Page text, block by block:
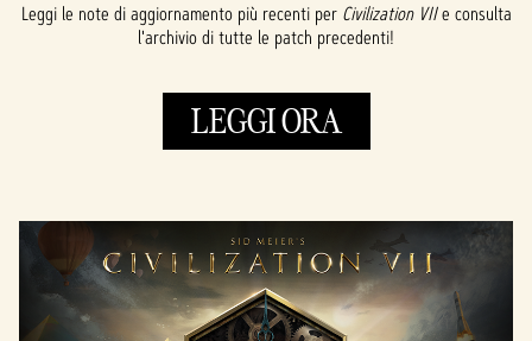
Leggi le note di aggiornamento più recenti per Civilization VIIe consulta
l'archivio di tutte le patch precedenti!
LEGGI ORA